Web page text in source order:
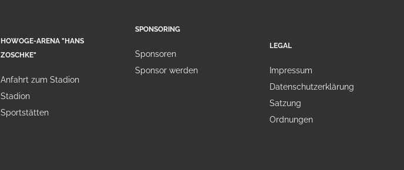
HOWOGE-ARENA "HANS
ZOSCHKE"
Anfahrt zum Stadion
Stadion
Sportstätten
SPONSORING
Sponsoren
Sponsor werden
LEGAL
Impressum
Datenschutzerklärung
Satzung
Ordnungen